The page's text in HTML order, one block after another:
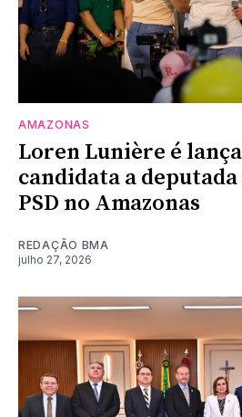
AMAZONAS
Loren Lunière é
candidata a
PSD no Amazonas
REDAÇÃO BMA
julho 27, 2026